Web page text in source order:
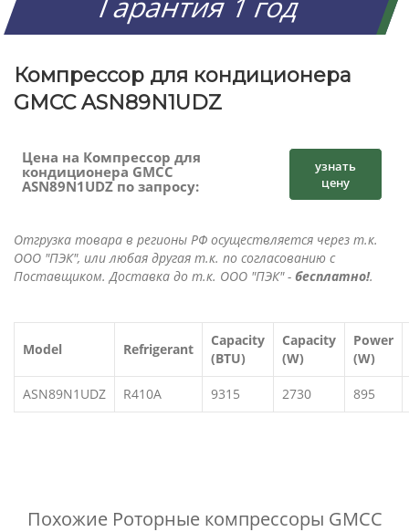
Компрессор для кондиционера
GMCC ASN89N1UDZ
Цена на Компрессор для
кондиционера GMCC
ASN89N1UDZ по запросу:
узнать
цену
Отгрузка товара в регионы РФ осуществляется через т.к.
ООО "ПЭК", или любая другая т.к. по согласованию с
Поставщиком. Доставка до т.к. ООО "ПЭК" - бесплатно!.
Model Refrigerant
Capacity
(BTU)
Capacity
(W)
Power
(W)
ASN89N1UDZ R410A 9315 2730 895
Похожие Роторные компрессоры GMCC